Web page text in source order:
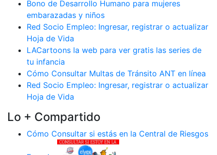
Bono de Desarrollo Humano para mujeres
embarazadas y niños
Red Socio Empleo: Ingresar, registrar o actualizar
Hoja de Vida
LACartoons la web para ver gratis las series de
tu infancia
Cómo Consultar Multas de Tránsito ANT en línea
Red Socio Empleo: Ingresar, registrar o actualizar
Hoja de Vida
Lo + Compartido
Cómo Consultar si estás en la Central de Riesgos